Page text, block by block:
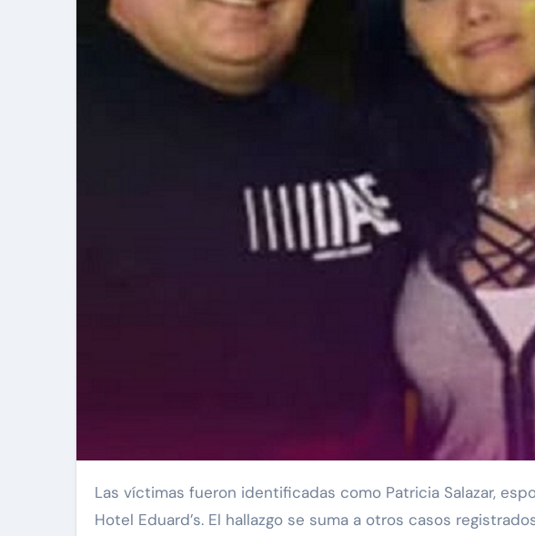
Las víctimas fueron identificadas como Patricia Salazar, esposa de Alfonzo, y Eliana Alfonzo, su hija, quienes se encontraban hospedadas en el
Hotel Eduard’s. El hallazgo se suma a otros casos